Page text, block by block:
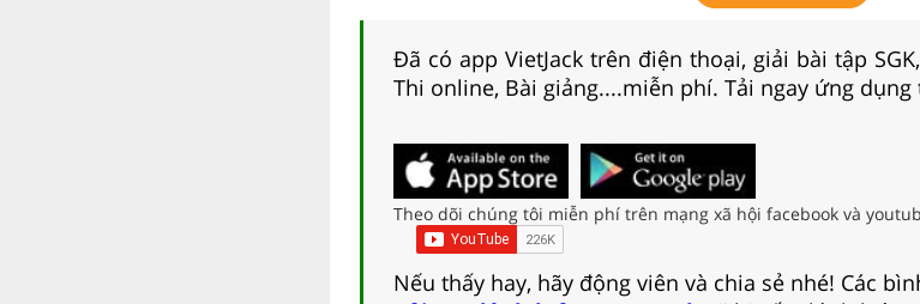
Đã có app VietJack trên điện thoại, giải bài tập
Thi online, Bài giảng....miễn phí. Tải ngay ứng dụng
Theo dõi chúng tôi miễn phí trên mạng xã hội facebook và
Nếu thấy hay, hãy động viên và chia sẻ nhé! Các